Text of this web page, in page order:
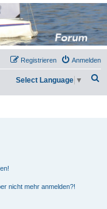
Anmelden
Registrieren
Select Language ▼
nicht mehr anmelden?!